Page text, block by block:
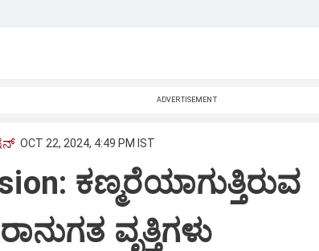
ADVERTISEMENT
OCT 22, 2024, 4:49 PM IST
ಕಣ್ಮರೆಯಾಗುತ್ತಿರುವ
ವೃತ್ತಿಗಳು